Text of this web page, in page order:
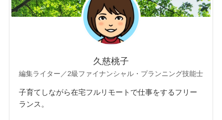
久慈桃子
編集ライター／2級ファイナンシャル・プランニング技能士
子育てしながら在宅フルリモートで仕事をするフリー
ランス。